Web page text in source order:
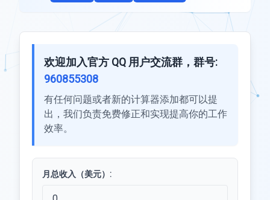
欢迎加入官方 QQ 用户交流群，群号:
960855308
有任何问题或者新的计算器添加都可以提
出，我们负责免费修正和实现提高你的工作
效率。
月总收入（美元）: